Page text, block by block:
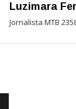
Luzimara
Jornalista MTB